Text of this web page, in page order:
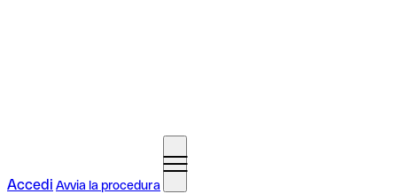
Accedi Avvia la procedura